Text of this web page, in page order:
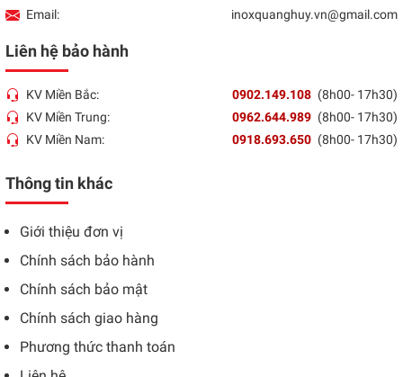
Email:
inoxquanghuy.vn@gmail.com
Liên hệ bảo hành
KV Miền Bắc: 0902.149.108 (8h00- 17h30)
KV Miền Trung:
0962.644.989 (8h00- 17h30)
KV Miền Nam:
0918.693.650 (8h00- 17h30)
Thông tin khác
Giới thiệu đơn vị
Chính sách bảo hành
Chính sách bảo mật
Chính sách giao hàng
Phương thức thanh toán